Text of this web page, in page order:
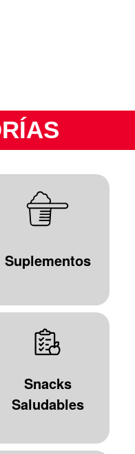
Suplementos
Snacks
Saludables